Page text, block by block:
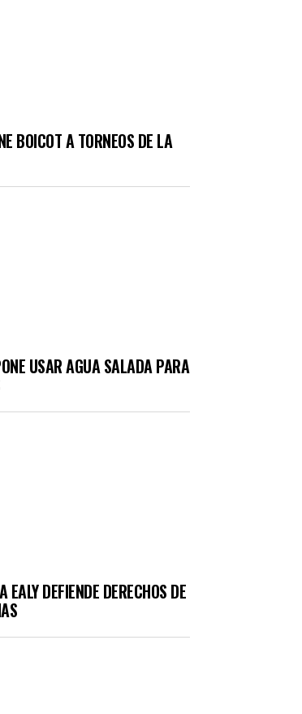
BOICOT A TORNEOS DE LA
USAR AGUA SALADA PARA
EALY DEFIENDE DERECHOS DE